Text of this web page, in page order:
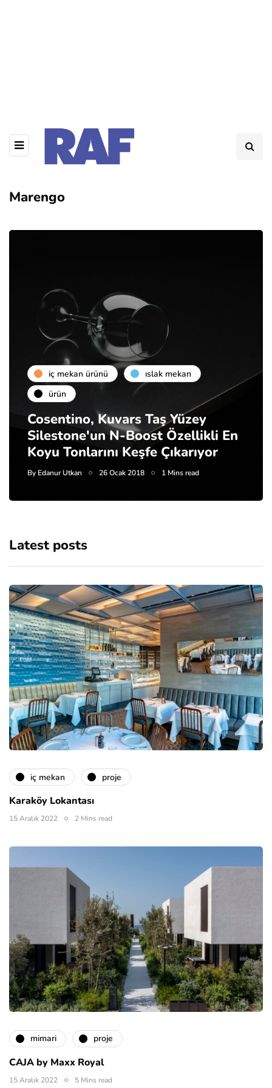
Marengo
i̇ç mekan ürünü
islak mekan
ürün
Cosentino, Kuvars Taş Yüzey
Silestone'un N-Boost Özellikli En
Koyu Tonlarını Keşfe Çıkarıyor
By Edanur Utkan 26 Ocak 2018 1 Mins read
Latest posts
i̇ç mekan proje
Karaköy Lokantası
15 Aralık 2022 2 Mins read
mimari proje
CAJA by Maxx Royal
15 Aralık 2022 5 Mins read